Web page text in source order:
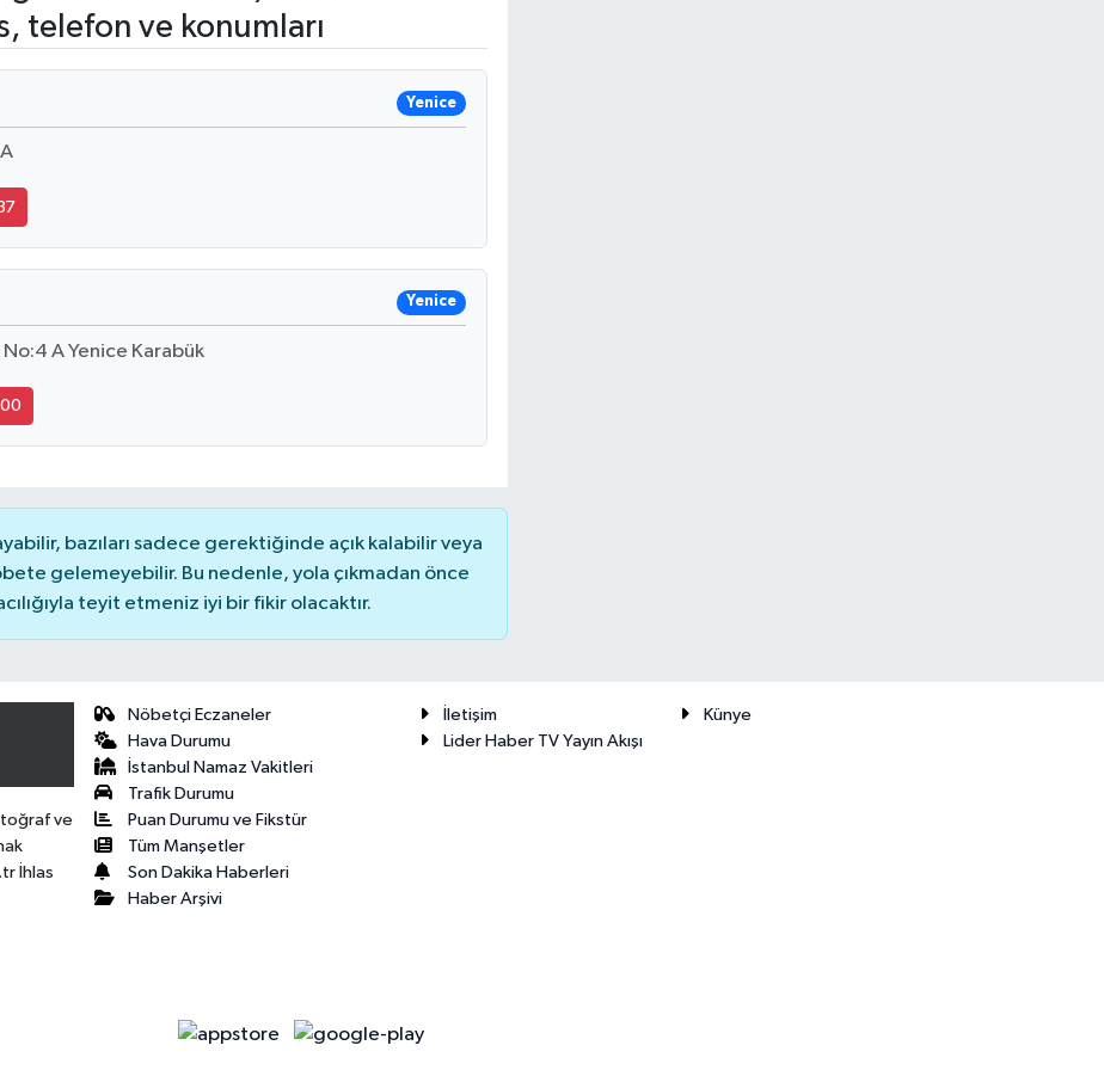
telefon ve konumları
Yenice
Yenice
A Yenice Karabük
bazıları sadece gerektiğinde açık kalabilir veya
gelemeyebilir. Bu nedenle, yola çıkmadan önce
teyit etmeniz iyi bir fikir olacaktır.
ve
İhlas
Nöbetçi Eczaneler
Hava Durumu
İstanbul Namaz Vakitleri
Trafik Durumu
Puan Durumu ve Fikstür
Tüm Manşetler
Son Dakika Haberleri
Haber Arşivi
İletişim
Künye
Lider Haber TV Yayın Akışı